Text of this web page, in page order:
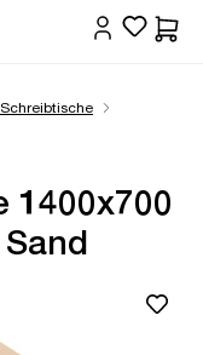
Schreibtische
1400x700